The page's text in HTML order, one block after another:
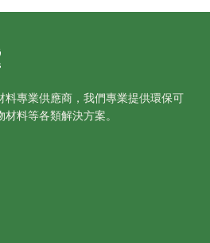
料專業供應商，我們專業提供環保可
料等各類解決方案。